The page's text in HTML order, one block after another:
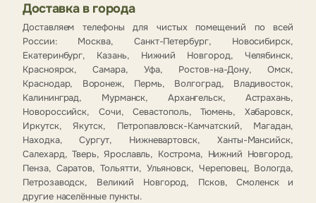
Доставка в города
Доставляем телефоны для чистых помещений по всей
России: Москва, Санкт-Петербург, Новосибирск,
Екатеринбург, Казань, Нижний Новгород, Челябинск,
Красноярск, Самара, Уфа, Ростов-на-Дону, Омск,
Краснодар, Воронеж, Пермь, Волгоград, Владивосток,
Калининград, Мурманск, Архангельск, Астрахань,
Новороссийск, Сочи, Севастополь, Тюмень, Хабаровск,
Иркутск, Якутск, Петропавловск-Камчатский, Магадан,
Находка, Сургут, Нижневартовск, Ханты-Мансийск,
Салехард, Тверь, Ярославль, Кострома, Нижний Новгород,
Пенза, Саратов, Тольятти, Ульяновск, Череповец, Вологда,
Петрозаводск, Великий Новгород, Псков, Смоленск и
другие населённые пункты.